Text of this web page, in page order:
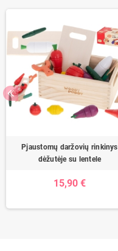
Pjaustomų daržovių rinkinys
dėžutėje su lentele
15,90 €